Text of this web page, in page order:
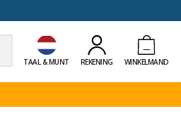
TAAL & MUNT REKENING WINKELMAND